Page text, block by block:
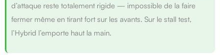
d’attaque reste totalement rigide — impossible de la faire
fermer même en tirant fort sur les avants. Sur le stall test,
l’Hybrid l’emporte haut la main.